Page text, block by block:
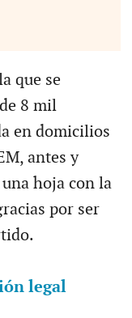
que se
8 mil
en domicilios
antes y
hoja con la
por ser
legal